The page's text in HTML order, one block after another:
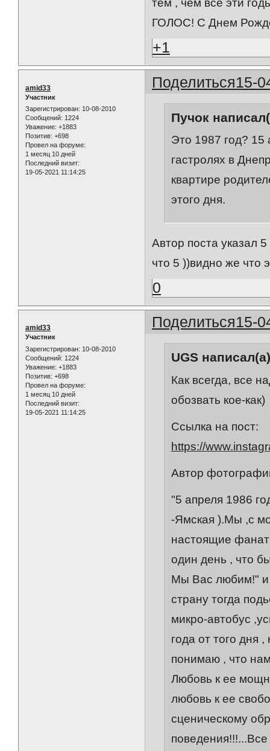
тем , чем все эти
ГОЛОС! С Днем
+1
Поделиться15-
amid33
Участник
Зарегистрирован: 10-08-2010
Сообщений: 1224
Уважение: +1883
Позитив: +698
Провел на форуме:
1 месяц 10 дней
Последний визит:
19-05-2021 11:14:25
Пучок
Это 1987 год? 15
гастролях в
квартире
этого дня.
Автор поста указал
что 5 ))видно же что
0
Поделиться15-
amid33
Участник
Зарегистрирован: 10-08-2010
Сообщений: 1224
Уважение: +1883
Позитив: +698
Провел на форуме:
1 месяц 10 дней
Последний визит:
19-05-2021 11:14:25
UGS
Как всегда, все
обозвать кое-как)
Ссылка на пост:
https://
Автор
"5 апреля 1986
-Ямская ).Мы ,с
настоящие
один день , что
Мы Вас любим!" и
страну тогда
микро-автобус
года от того дня
понимаю , что
Любовь к ее
любовь к ее
сценическому